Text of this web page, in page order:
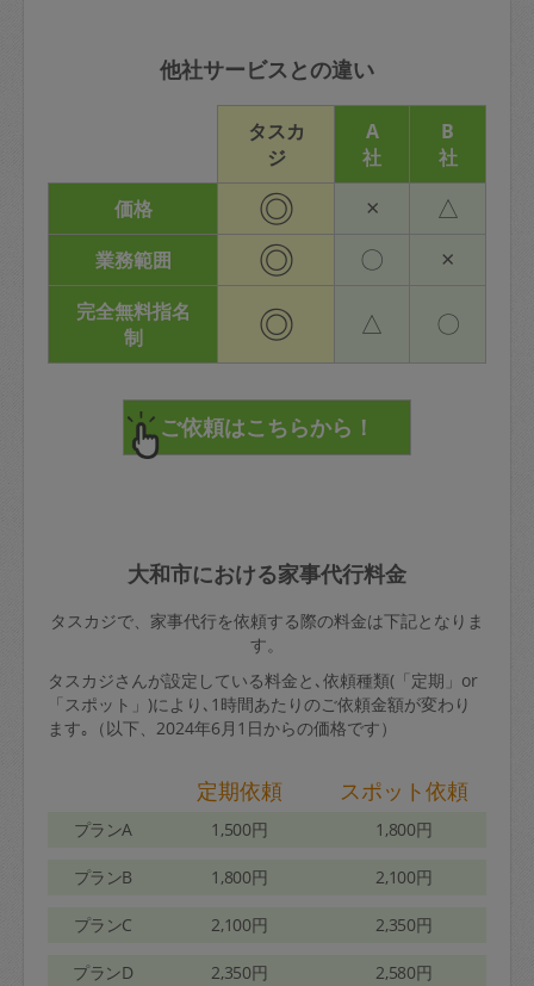
他社サービスとの違い
タスカ
ジ
A
社
B
社
価格
◎ × △
業務範囲 ◎ 〇 ×
完全無料指名
制
◎ △ 〇
大和市における家事代行料金
タスカジで、家事代行を依頼する際の料金は下記となりま
す。
タスカジさんが設定している料金と､依頼種類(「定期」or
「スポット」)により､1時間あたりのご依頼金額が変わり
ます｡（以下、2024年6月1日からの価格です）
定期依頼 スポット依頼
プランA 1,500円 1,800円
プランB 1,800円 2,100円
プランC 2,100円 2,350円
プランD 2,350円 2,580円